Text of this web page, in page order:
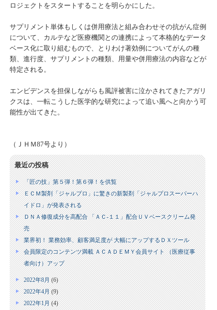
ロジェクトをスタートすることを明らかにした。
サプリメント単体もしくは併用療法と組み合わせその抗がん症例
について、カルテなど医療機関との連携によって本格的なデータ
ベース化に取り組むもので、とりわけ著効例についてがんの種
類、進行度、サプリメントの種類、用量や併用療法の内容などが
特定される。
エンビデンスを担保しながらも風評被害に泣かされてきたアガリ
クスは、一転こうした医学的な研究によって追い風へと向かう可
能性が出てきた。
（ＪＨＭ87号より）
最近の投稿
「匠の技」第５弾！第６弾！を供覧
ＥＣＭ製剤「ジャルプロ」に驚きの新製剤「ジャルプロスーパーハ
イドロ」が発表される
ＤＮＡ修復成分を高配合 「ＡＣ‐１１」配合ＵＶベースクリーム発
売
業界初！ 業務効率、顧客満足度が 大幅にアップするＤＸツール
会員限定のコンテンツ満載 ＡＣＡＤＥＭＹ会員サイト （医療従事
者向け）アップ
2022年8月(6)
2022年4月(9)
2022年1月(4)